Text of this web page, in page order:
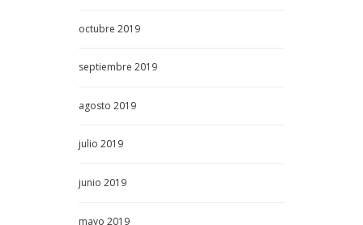
octubre 2019
septiembre 2019
agosto 2019
julio 2019
junio 2019
mayo 2019